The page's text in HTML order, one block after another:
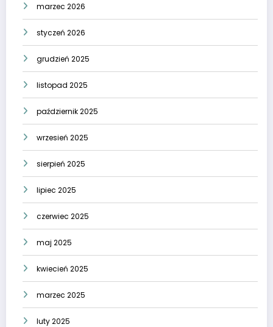
marzec 2026
styczeń 2026
grudzień 2025
listopad 2025
październik 2025
wrzesień 2025
sierpień 2025
lipiec 2025
czerwiec 2025
maj 2025
kwiecień 2025
marzec 2025
luty 2025